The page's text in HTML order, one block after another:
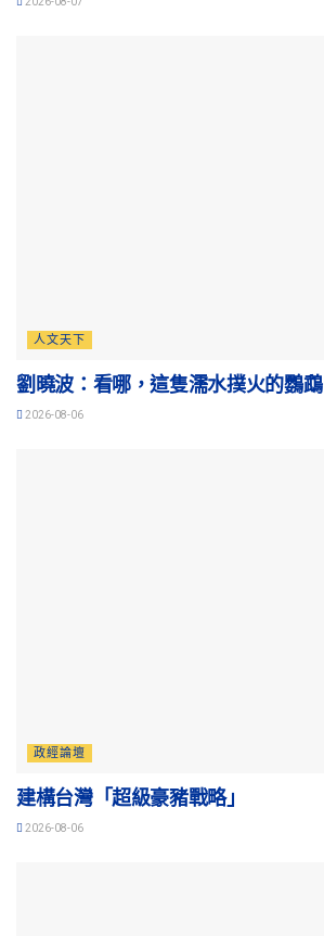
人文天下
劉曉波：看哪，這隻濡水撲火的鸚鵡
2026-08-06
政經論壇
建構台灣「超級豪豬戰略」
2026-08-06